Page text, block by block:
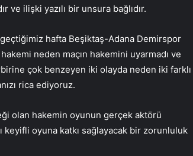
ve ilişki yazılı bir unsura bağlıdır.
hafta Beşiktaş-Adana Demirspor
neden maçın hakemini uyarmadı ve
çok benzeyen iki olayda neden iki farklı
rica ediyoruz.
olan hakemin oyunun gerçek aktörü
keyifli oyuna katkı sağlayacak bir zorunluluk